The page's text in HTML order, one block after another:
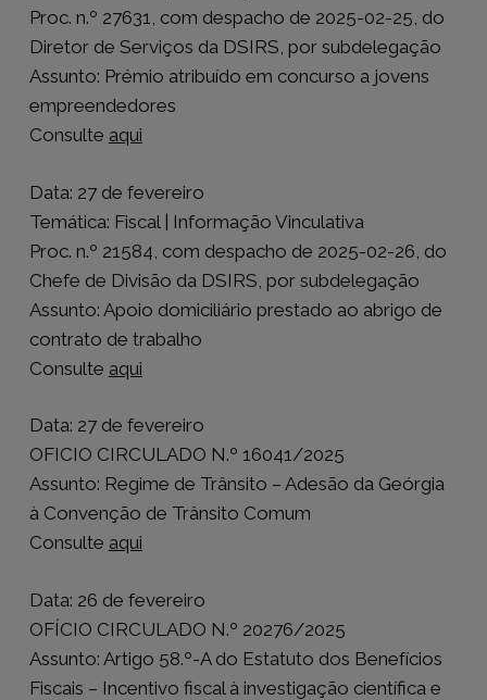
Proc. n.º 27631, com despacho de 2025-02-25, do
Diretor de Serviços da DSIRS, por subdelegação
Assunto: Prémio atribuído em concurso a jovens
empreendedores
Consulte aqui
Data: 27 de fevereiro
Temática: Fiscal | Informação Vinculativa
Proc. n.º 21584, com despacho de 2025-02-26, do
Chefe de Divisão da DSIRS, por subdelegação
Assunto: Apoio domiciliário prestado ao abrigo de
contrato de trabalho
Consulte aqui
Data: 27 de fevereiro
OFICIO CIRCULADO N.º 16041/2025
Assunto: Regime de Trânsito – Adesão da Geórgia
à Convenção de Trânsito Comum
Consulte aqui
Data: 26 de fevereiro
OFÍCIO CIRCULADO N.º 20276/2025
Assunto: Artigo 58.º-A do Estatuto dos Benefícios
Fiscais – Incentivo fiscal à investigação científica e